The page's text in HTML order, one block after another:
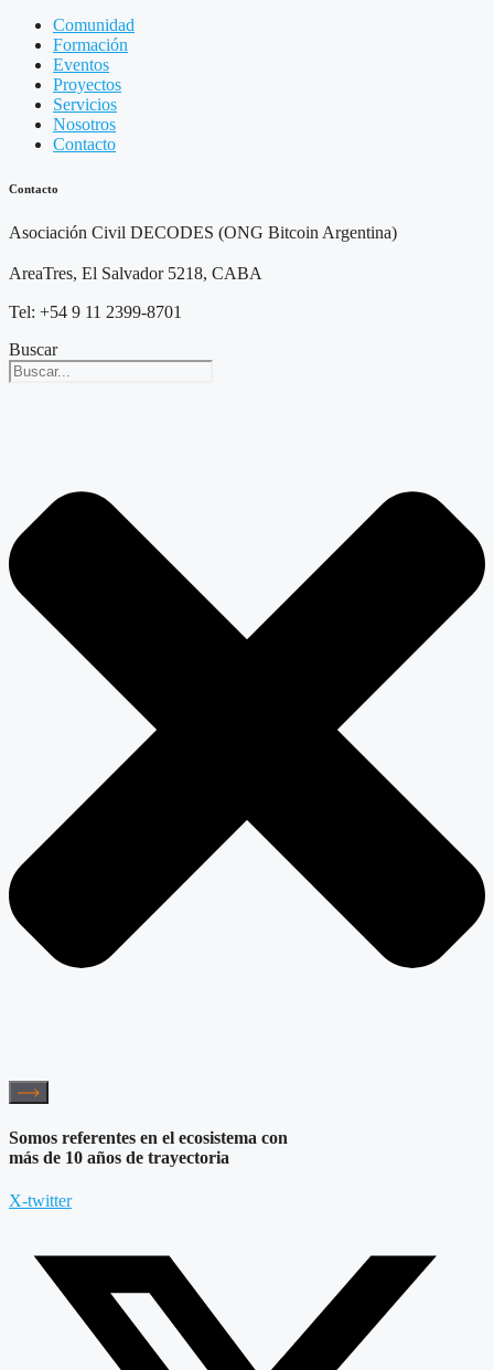
Comunidad
Formación
Eventos
Proyectos
Servicios
Nosotros
Contacto
Contacto
Asociación Civil DECODES (ONG Bitcoin Argentina)
AreaTres, El Salvador 5218, CABA
Tel: +54 9 11 2399-8701
Buscar
Somos referentes en el ecosistema con
más de 10 años de trayectoria
X-twitter